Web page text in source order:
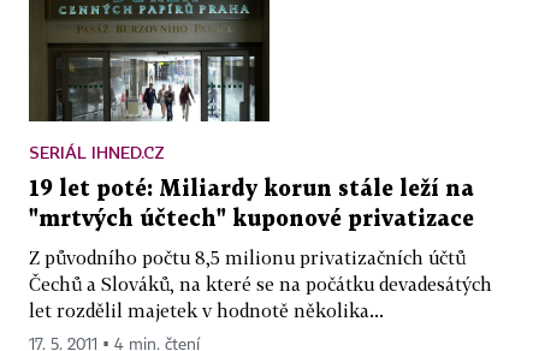
SERIÁL IHNED.CZ
19 let poté: Miliardy korun stále leží na
"mrtvých účtech" kuponové privatizace
Z původního počtu 8,5 milionu privatizačních účtů
Čechů a Slováků, na které se na počátku devadesátých
let rozdělil majetek v hodnotě několika...
17. 5. 2011 ▪ 4 min. čtení